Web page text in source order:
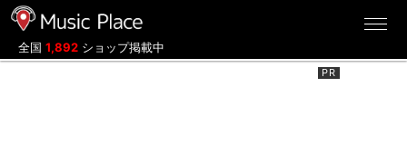
全国 1,892 ショップ掲載中